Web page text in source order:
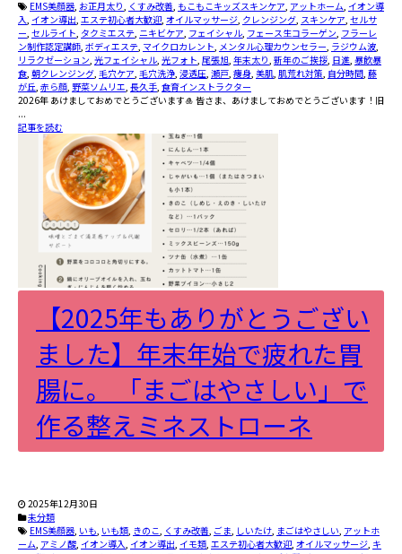
EMS美顔器, お正月太り, くすみ改善, もこもこキッズスキンケア, アットホーム, イオン導
入, イオン導出, エステ初心者大歓迎, オイルマッサージ, クレンジング, スキンケア, セルサ
ー, セルライト, タクミエステ, ニキビケア, フェイシャル, フェース生コラーゲン, フラーレ
ン制作認定講師, ボディエステ, マイクロカレント, メンタル心理カウンセラー, ラジウム波,
リラクゼーション, 光フェイシャル, 光フォト, 尾張旭, 年末太り, 新年のご挨拶, 日進, 暴飲暴
食, 朝クレンジング, 毛穴ケア, 毛穴洗浄, 浸透圧, 瀬戸, 痩身, 美肌, 肌荒れ対策, 自分時間, 藤
が丘, 赤ら顔, 野菜ソムリエ, 長久手, 食育インストラクター
2026年 あけましておめでとうございます🎍 皆さま、あけましておめでとうございます！旧
...
記事を読む
【2025年もありがとうござい
ました】年末年始で疲れた胃
腸に。 「まごはやさしい」で
作る整えミネストローネ
2025年12月30日
未分類
EMS美顔器, いも, いも類, きのこ, くすみ改善, ごま, しいたけ, まごはやさしい, アットホ
ーム, アミノ酸, イオン導入, イオン導出, イモ類, エステ初心者大歓迎, オイルマッサージ, キ